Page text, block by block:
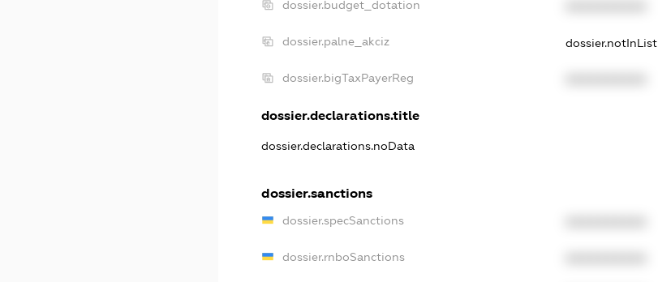
dossier.budget_dotation
dossier.palne_akciz dossier.notInList
dossier.bigTaxPayerReg
dossier.declarations.title
dossier.declarations.noData
dossier.sanctions
dossier.specSanctions
dossier.rnboSanctions